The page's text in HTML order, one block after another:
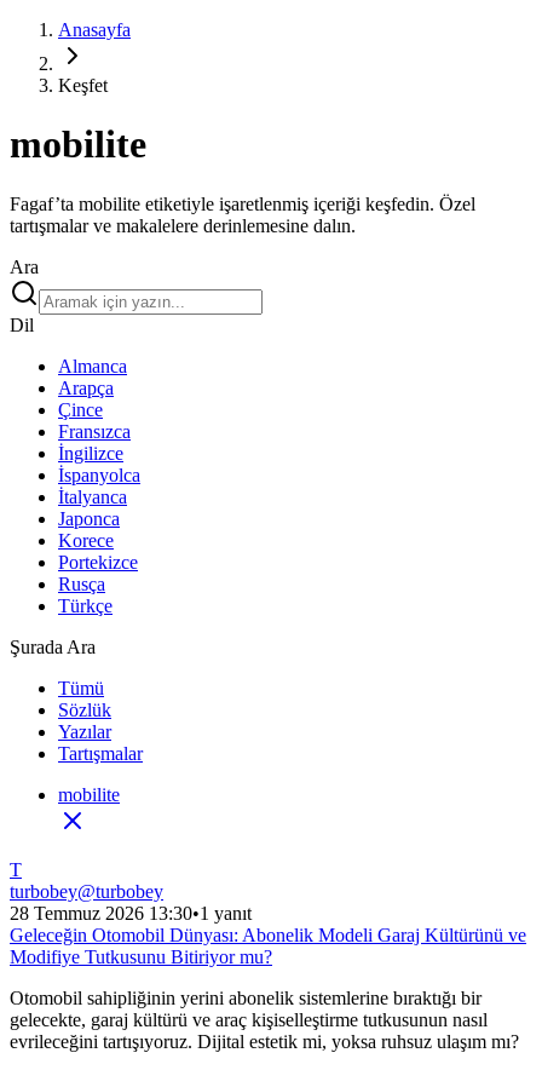
Anasayfa
Keşfet
mobilite
Fagaf’ta mobilite etiketiyle işaretlenmiş içeriği keşfedin. Özel
tartışmalar ve makalelere derinlemesine dalın.
Ara
Dil
Almanca
Arapça
Çince
Fransızca
İngilizce
İspanyolca
İtalyanca
Japonca
Korece
Portekizce
Rusça
Türkçe
Şurada Ara
Tümü
Sözlük
Yazılar
Tartışmalar
mobilite
T
turbobey@turbobey
28 Temmuz 2026 13:30•1 yanıt
Geleceğin Otomobil Dünyası: Abonelik Modeli Garaj Kültürünü ve
Modifiye Tutkusunu Bitiriyor mu?
Otomobil sahipliğinin yerini abonelik sistemlerine bıraktığı bir
gelecekte, garaj kültürü ve araç kişiselleştirme tutkusunun nasıl
evrileceğini tartışıyoruz. Dijital estetik mi, yoksa ruhsuz ulaşım mı?